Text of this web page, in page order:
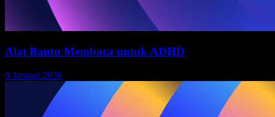
Alat Bantu Membaca untuk ADHD
9 Januari 2026